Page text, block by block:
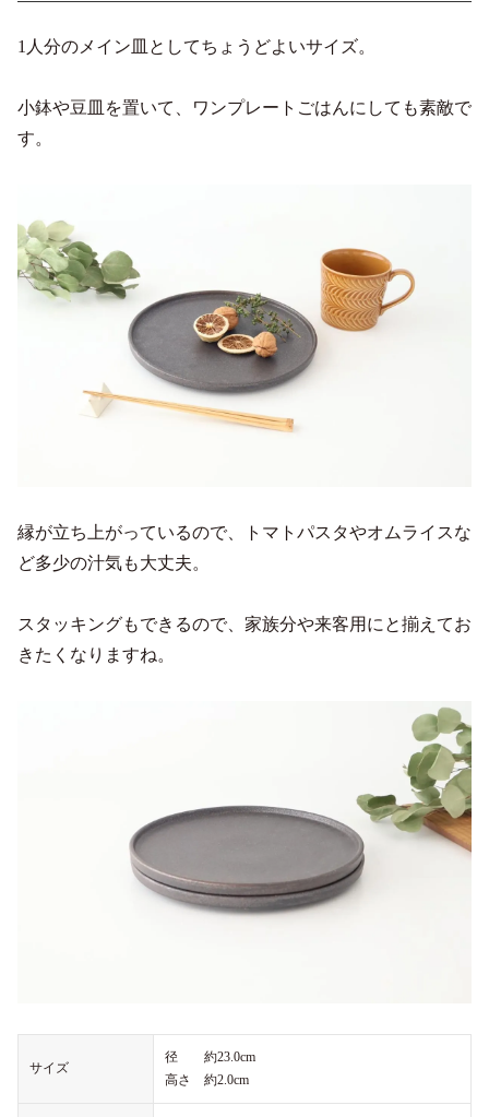
1人分のメイン皿としてちょうどよいサイズ。
小鉢や豆皿を置いて、ワンプレートごはんにしても素敵で
す。
縁が立ち上がっているので、トマトパスタやオムライスな
ど多少の汁気も大丈夫。
スタッキングもできるので、家族分や来客用にと揃えてお
きたくなりますね。
サイズ
径 約23.0cm
高さ 約2.0cm